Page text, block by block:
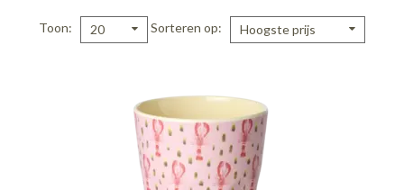
Toon 20 Sorteren op Hoogste prijs